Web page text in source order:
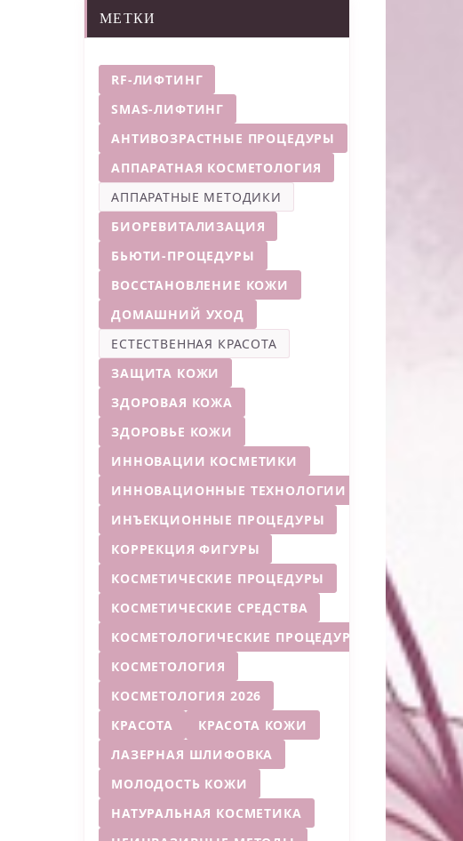
МЕТКИ
RF-ЛИФТИНГ
SMAS-ЛИФТИНГ
АНТИВОЗРАСТНЫЕ ПРОЦЕДУРЫ
АППАРАТНАЯ КОСМЕТОЛОГИЯ
АППАРАТНЫЕ МЕТОДИКИ
БИОРЕВИТАЛИЗАЦИЯ
БЬЮТИ-ПРОЦЕДУРЫ
ВОССТАНОВЛЕНИЕ КОЖИ
ДОМАШНИЙ УХОД
ЕСТЕСТВЕННАЯ КРАСОТА
ЗАЩИТА КОЖИ
ЗДОРОВАЯ КОЖА
ЗДОРОВЬЕ КОЖИ
ИННОВАЦИИ КОСМЕТИКИ
ИННОВАЦИОННЫЕ ТЕХНОЛОГИИ
ИНЪЕКЦИОННЫЕ ПРОЦЕДУРЫ
КОРРЕКЦИЯ ФИГУРЫ
КОСМЕТИЧЕСКИЕ ПРОЦЕДУРЫ
КОСМЕТИЧЕСКИЕ СРЕДСТВА
КОСМЕТОЛОГИЧЕСКИЕ ПРОЦЕДУРЫ
КОСМЕТОЛОГИЯ
КОСМЕТОЛОГИЯ 2026
КРАСОТА
КРАСОТА КОЖИ
ЛАЗЕРНАЯ ШЛИФОВКА
МОЛОДОСТЬ КОЖИ
НАТУРАЛЬНАЯ КОСМЕТИКА